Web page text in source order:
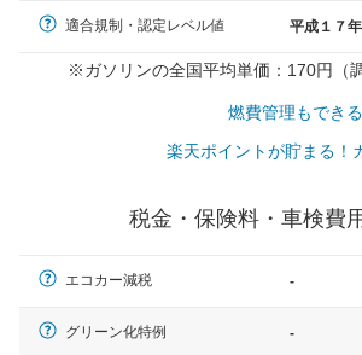
一般的な車体のサイズ
適合規制・認定レベル値 平成１７
※ガソリンの全国平均単価：170円（
燃費管理もでき
楽天ポイントが貯まる！
税金・保険料・車検費
エコカー減税 -
グリーン化特例 -